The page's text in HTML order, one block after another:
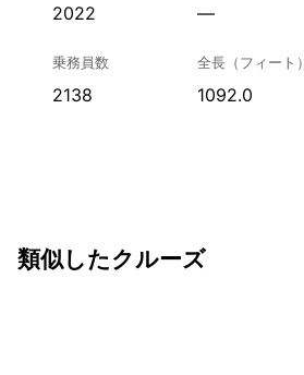
2022 —
乗務員数
2138
全長（フィート）
1092.0
類似したクルーズ